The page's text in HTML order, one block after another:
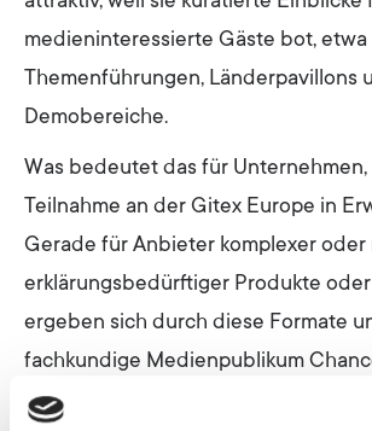
medieninteressierte Gäste bot,
Themenführungen, Länderpavillons
Demobereiche.
Was bedeutet das für
Teilnahme an der Gitex Europe in
Gerade für Anbieter komplexer oder
erklärungsbedürftiger Produkte
ergeben sich durch diese Formate
fachkundige Medienpublikum
Über sorgfältig vorbereitete